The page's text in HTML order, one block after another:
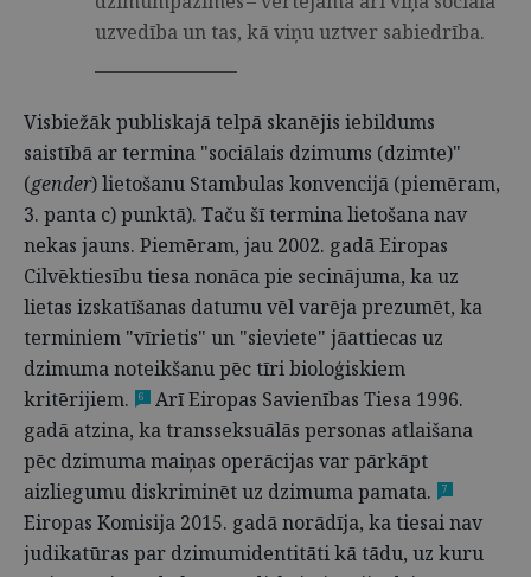
uzvedība un tas, kā viņu uztver sabiedrība.
Visbiežāk publiskajā telpā skanējis iebildums
saistībā ar termina "sociālais dzimums (dzimte)"
(gender) lietošanu Stambulas konvencijā (piemēram,
3. panta c) punktā). Taču šī termina lietošana nav
nekas jauns. Piemēram, jau 2002. gadā Eiropas
Cilvēktiesību tiesa nonāca pie secinājuma, ka uz
lietas izskatīšanas datumu vēl varēja prezumēt, ka
terminiem "vīrietis" un "sieviete" jāattiecas uz
dzimuma noteikšanu pēc tīri bioloģiskiem
kritērijiem.
6
Arī Eiropas Savienības Tiesa 1996.
gadā atzina, ka transseksuālās personas atlaišana
pēc dzimuma maiņas operācijas var pārkāpt
aizliegumu diskriminēt uz dzimuma pamata.
7
Eiropas Komisija 2015. gadā norādīja, ka tiesai nav
judikatūras par dzimumidentitāti kā tādu, uz kuru